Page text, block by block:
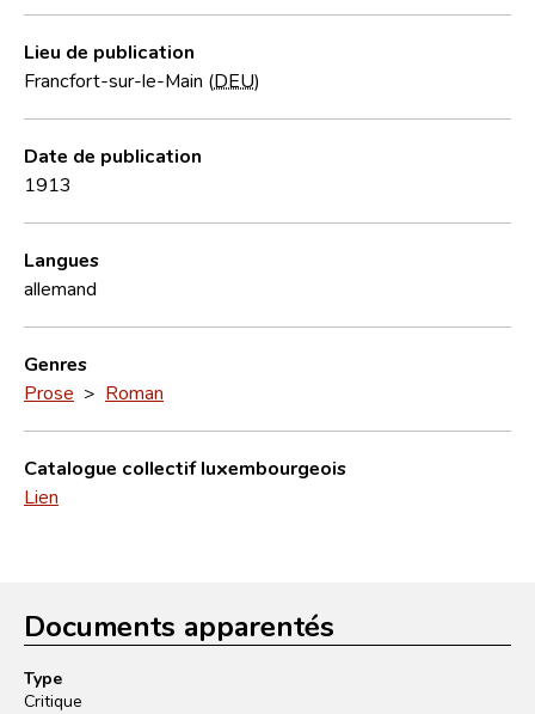
Lieu de publication
Francfort-sur-le-Main (DEU)
Date de publication
1913
Langues
allemand
Genres
Prose > Roman
Catalogue collectif luxembourgeois
Lien
Documents apparentés
Type
Critique